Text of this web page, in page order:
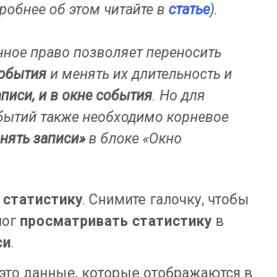
об этом читайте в статье).
право позволяет переносить
и менять их длительность и
и в окне события. Но для
также необходимо корневое
записи»в блоке «Окно
. Снимите галочку, чтобы
просматривать статистику в
.
данные, которые отображаются в